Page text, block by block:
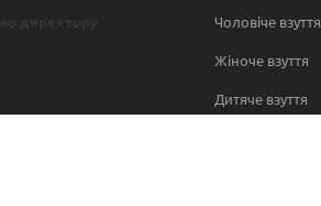
Чоловіче взуття
Жіноче взуття
Дитяче взуття